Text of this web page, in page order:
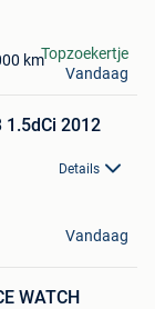
kmTopzoekertje
Vandaag
1.5dCi 2012
Details
Vandaag
WATCH